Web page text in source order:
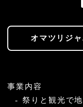
オマツリジ
事業内容
祭りと観光で